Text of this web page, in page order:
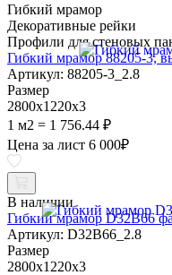
Гибкий мрамор
Декоративные рейки
Профили для стеновых
Гибкий мрамор 88205-3,
Артикул: 88205-3_2.8
Размер
2800х1220х3
1 м2 = 1 756.44 ₽
Цена за лист 6 000₽
В наличии
Гибкий мрамор D32B66
Артикул: D32B66_2.8
Размер
2800х1220х3